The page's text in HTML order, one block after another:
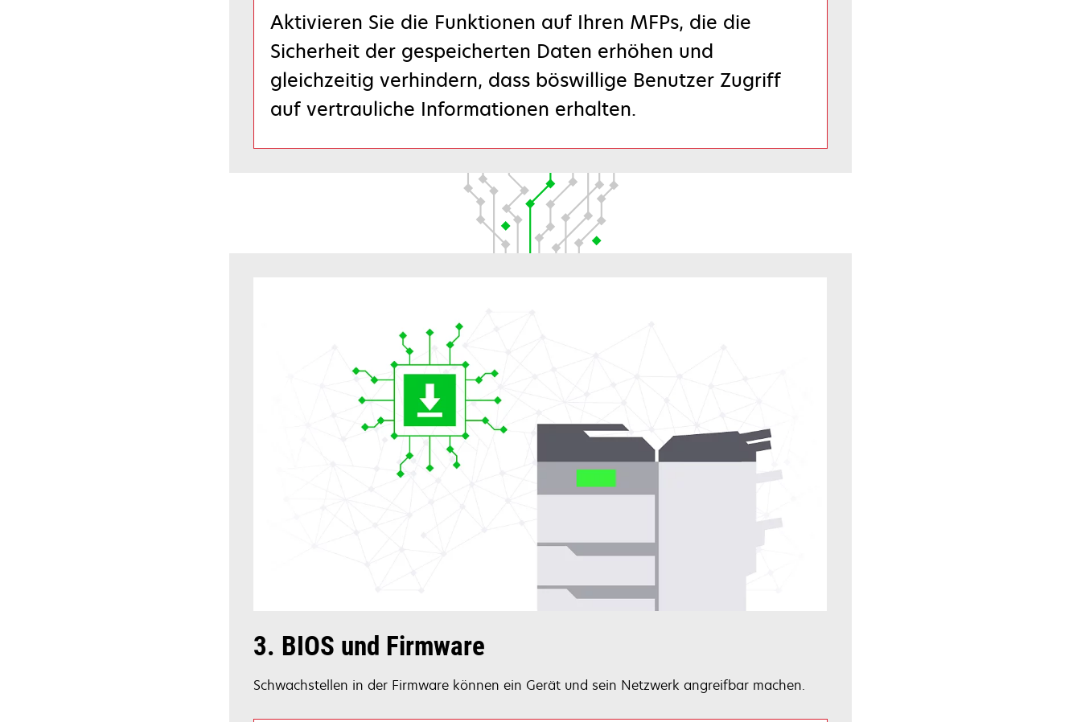
Aktivieren Sie die Funktionen auf Ihren MFPs, die die
Sicherheit der gespeicherten Daten erhöhen und
gleichzeitig verhindern, dass böswillige Benutzer Zugriff
auf vertrauliche Informationen erhalten.
3. BIOS und Firmware
Schwachstellen in der Firmware können ein Gerät und sein Netzwerk angreifbar machen.